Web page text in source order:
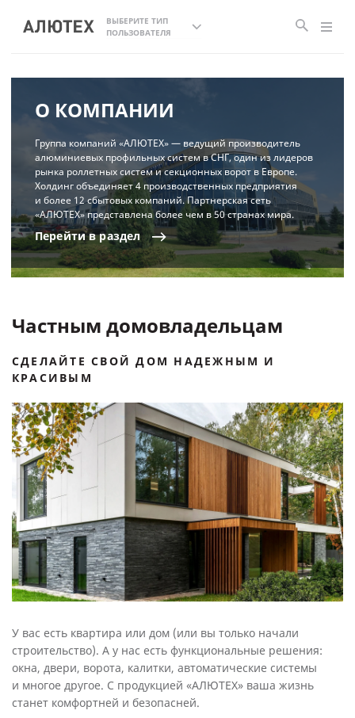
ВЫБЕРИТЕ ТИП
ПОЛЬЗОВАТЕЛЯ
О КОМПАНИИ
Группа компаний «АЛЮТЕХ» — ведущий производитель
алюминиевых профильных систем в СНГ, один из лидеров
рынка роллетных систем и секционных ворот в Европе.
Холдинг объединяет 4 производственных предприятия
и более 12 сбытовых компаний. Партнерская сеть
«АЛЮТЕХ» представлена более чем в 50 странах мира.
Перейтивраздел
Частным домовладельцам
СДЕЛАЙТЕ СВОЙ ДОМ НАДЕЖНЫМ И
КРАСИВЫМ
У вас есть квартира или дом (или вы только начали
строительство). А у нас есть функциональные решения:
окна, двери, ворота, калитки, автоматические системы
и многое другое. С продукцией «АЛЮТЕХ» ваша жизнь
станет комфортней и безопасней.